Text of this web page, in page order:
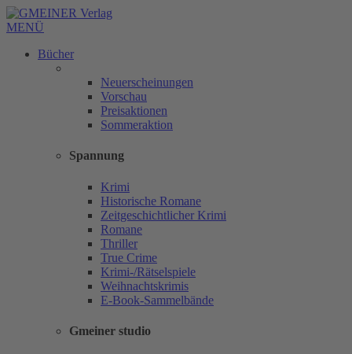
MENÜ
Bücher
Neuerscheinungen
Vorschau
Preisaktionen
Sommeraktion
Spannung
Krimi
Historische Romane
Zeitgeschichtlicher Krimi
Romane
Thriller
True Crime
Krimi-/Rätselspiele
Weihnachtskrimis
E-Book-Sammelbände
Gmeiner studio